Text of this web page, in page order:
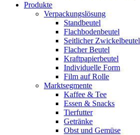
Produkte
Verpackungslösung
Standbeutel
Flachbodenbeutel
Seitlicher Zwickelbeutel
Flacher Beutel
Kraftpapierbeutel
Individuelle Form
Film auf Rolle
Marktsegmente
Kaffee & Tee
Essen & Snacks
Tierfutter
Getränke
Obst und Gemüse